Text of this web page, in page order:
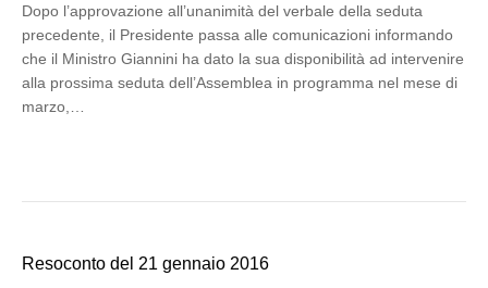
Dopo l’approvazione all’unanimità del verbale della seduta
precedente, il Presidente passa alle comunicazioni informando
che il Ministro Giannini ha dato la sua disponibilità ad intervenire
alla prossima seduta dell’Assemblea in programma nel mese di
marzo,…
Resoconto del 21 gennaio 2016